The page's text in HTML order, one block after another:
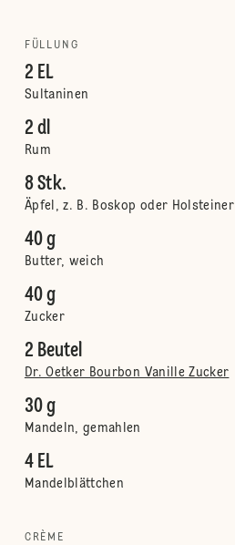
FÜLLUNG
2 EL
Sultaninen
2 dl
Rum
8 Stk.
Äpfel, z. B. Boskop oder Holsteiner
40 g
Butter, weich
40 g
Zucker
2 Beutel
Dr. Oetker Bourbon Vanille Zucker
30 g
Mandeln, gemahlen
4 EL
Mandelblättchen
CRÈME